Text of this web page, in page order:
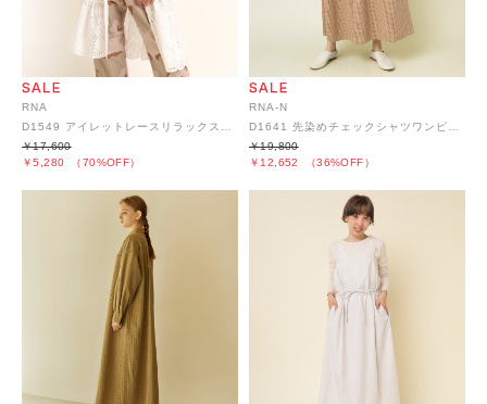
RNA
D1549 アイレットレースリラックスワンピース
￥5,280 （70%OFF）
￥17,600
RNA-N
D1641 先染めチェックシャツワンピース
￥12,652 （36%OFF）
￥19,800